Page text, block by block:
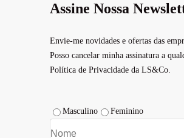
Assine Nossa
Envie-me novidades e ofertas das
Posso cancelar minha assinatura a
Política de Privacidade da LS&Co.
Masculino Feminino